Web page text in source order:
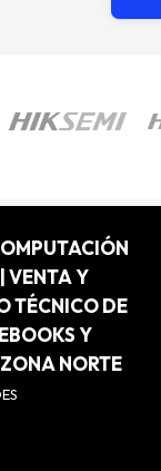
VENTA Y
TÉCNICO DE
Y
NORTE